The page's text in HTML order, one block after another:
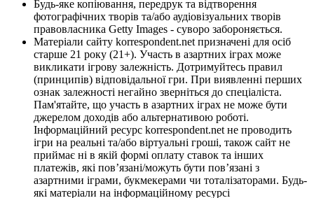
Будь-яке копіювання, передрук та відтворення
фотографічних творів та/або аудіовізуальних творів
правовласника Getty Images - суворо забороняється.
Матеріали сайту korrespondent.net призначені для осіб
старше 21 року (21+). Участь в азартних іграх може
викликати ігрову залежність. Дотримуйтесь правил
(принципів) відповідальної гри. При виявленні перших
ознак залежності негайно зверніться до спеціаліста.
Пам'ятайте, що участь в азартних іграх не може бути
джерелом доходів або альтернативою роботі.
Інформаційний ресурс korrespondent.net не проводить
ігри на реальні та/або віртуальні гроші, також сайт не
приймає ні в якій формі оплату ставок та інших
платежів, які пов’язані/можуть бути пов’язані з
азартними іграми, букмекерами чи тоталізаторами. Будь-
які матеріали на інформаційному ресурсі